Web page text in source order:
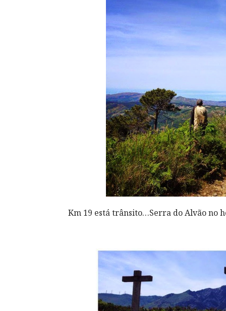
Km 19 está trânsito…Serra do Alvão no